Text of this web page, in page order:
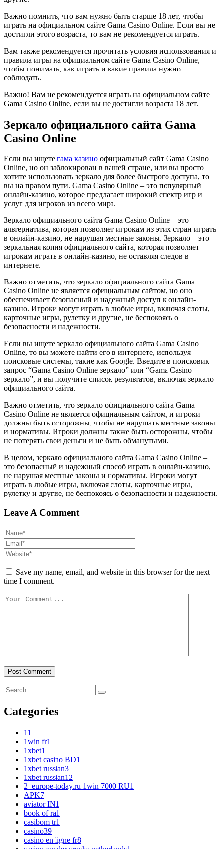
Важно помнить, что вам нужно быть старше 18 лет, чтобы
играть на официальном сайте Gama Casino Online. Если вы не
достигли этого возраста, то вам не рекомендуется играть.
Вам также рекомендуется прочитать условия использования и
правила игры на официальном сайте Gama Casino Online,
чтобы понимать, как играть и какие правила нужно
соблюдать.
Важно! Вам не рекомендуется играть на официальном сайте
Gama Casino Online, если вы не достигли возраста 18 лет.
Зеркало официального сайта Gama
Casino Online
Если вы ищете гама казино официальный сайт Gama Casino
Online, но он заблокирован в вашей стране, или вы просто
хотите использовать зеркало для более быстрого доступа, то
вы на правом пути. Gama Casino Online – это популярный
онлайн-казино, которое предлагает широкий спектр игр и
услуг для игроков из всего мира.
Зеркало официального сайта Gama Casino Online – это
альтернатива, которая позволяет игрокам из этих стран играть
в онлайн-казино, не нарушая местные законы. Зеркало – это
зеркальная копия официального сайта, которая позволяет
игрокам играть в онлайн-казино, не оставляя следов в
интернете.
Важно отметить, что зеркало официального сайта Gama
Casino Online не является официальным сайтом, но оно
обеспечивает безопасный и надежный доступ к онлайн-
казино. Игроки могут играть в любые игры, включая слоты,
карточные игры, рулетку и другие, не беспокоясь о
безопасности и надежности.
Если вы ищете зеркало официального сайта Gama Casino
Online, то вы можете найти его в интернете, используя
поисковые системы, такие как Google. Введите в поисковик
запрос “Gama Casino Online зеркало” или “Gama Casino
зеркало”, и вы получите список результатов, включая зеркало
официального сайта.
Важно отметить, что зеркало официального сайта Gama
Casino Online не является официальным сайтом, и игроки
должны быть осторожны, чтобы не нарушать местные законы
и нормативы. Игроки должны также быть осторожны, чтобы
не потерять свои деньги и не быть обманутыми.
В целом, зеркало официального сайта Gama Casino Online –
это безопасный и надежный способ играть в онлайн-казино,
не нарушая местные законы и нормативы. Игроки могут
играть в любые игры, включая слоты, карточные игры,
рулетку и другие, не беспокоясь о безопасности и надежности.
Leave A Comment
Save my name, email, and website in this browser for the next
time I comment.
Categories
11
1win fr1
1xbet1
1xbet casino BD1
1xbet russian3
1xbet russian1 2
2_europe-today.ru 1win 7000 RU1
APK7
aviator IN1
book of ra1
casibom tr1
casino39
casino en ligne fr8